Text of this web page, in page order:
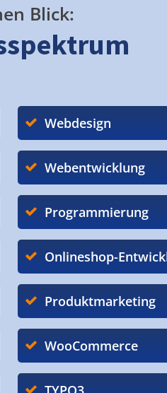
Blick:
Webdesign
Webentwicklung
Programmierung
Onlineshop-
Produktmarketing
WooCommerce